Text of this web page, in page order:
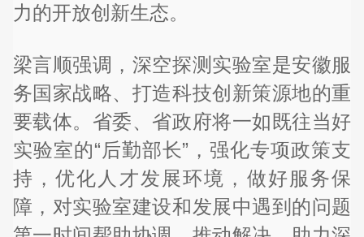
力的开放创新生态。
梁言顺强调，深空探测实验室是安徽服
务国家战略、打造科技创新策源地的重
要载体。省委、省政府将一如既往当好
实验室的“后勤部长”，强化专项政策支
持，优化人才发展环境，做好服务保
障，对实验室建设和发展中遇到的问题